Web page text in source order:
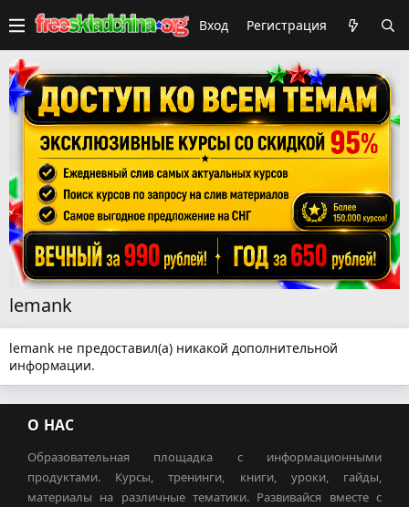
Вход Регистрация
lemank
lemank не предоставил(а) никакой дополнительной
информации.
О НАС
Образовательная площадка с информационными
продуктами. Курсы, тренинги, книги, уроки, гайды,
материалы на различные тематики. Развивайся вместе с